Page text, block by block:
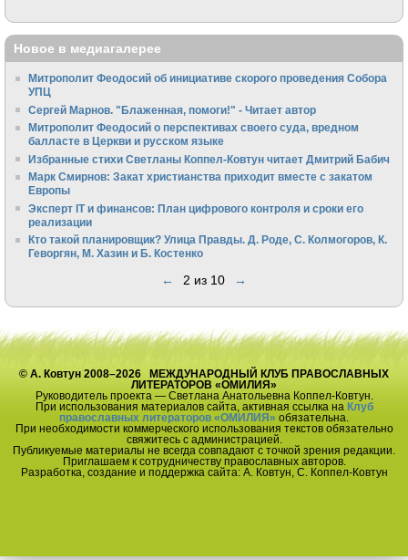
Новое в медиагалерее
Митрополит Феодосий об инициативе скорого проведения Собора
УПЦ
Сергей Марнов. "Блаженная, помоги!" - Читает автор
Митрополит Феодосий о перспективах своего суда, вредном
балласте в Церкви и русском языке
Избранные стихи Светланы Коппел-Ковтун читает Дмитрий Бабич
Марк Смирнов: Закат христианства приходит вместе с закатом
Европы
Эксперт IT и финансов: План цифрового контроля и сроки его
реализации
Кто такой планировщик? Улица Правды. Д. Роде, С. Колмогоров, К.
Геворгян, М. Хазин и Б. Костенко
← 2 из 10 →
© А. Ковтун 2008–2026 МЕЖДУНАРОДНЫЙ КЛУБ ПРАВОСЛАВНЫХ
ЛИТЕРАТОРОВ «ОМИЛИЯ»
Руководитель проекта — Светлана Анатольевна Коппел-Ковтун.
При использования материалов сайта, активная ссылка на Клуб
православных литераторов «ОМИЛИЯ» обязательна.
При необходимости коммерческого использования текстов обязательно
свяжитесь с администрацией.
Публикуемые материалы не всегда совпадают с точкой зрения редакции.
Приглашаем к сотрудничеству православных авторов.
Разработка, создание и поддержка сайта: А. Ковтун, С. Коппел-Ковтун